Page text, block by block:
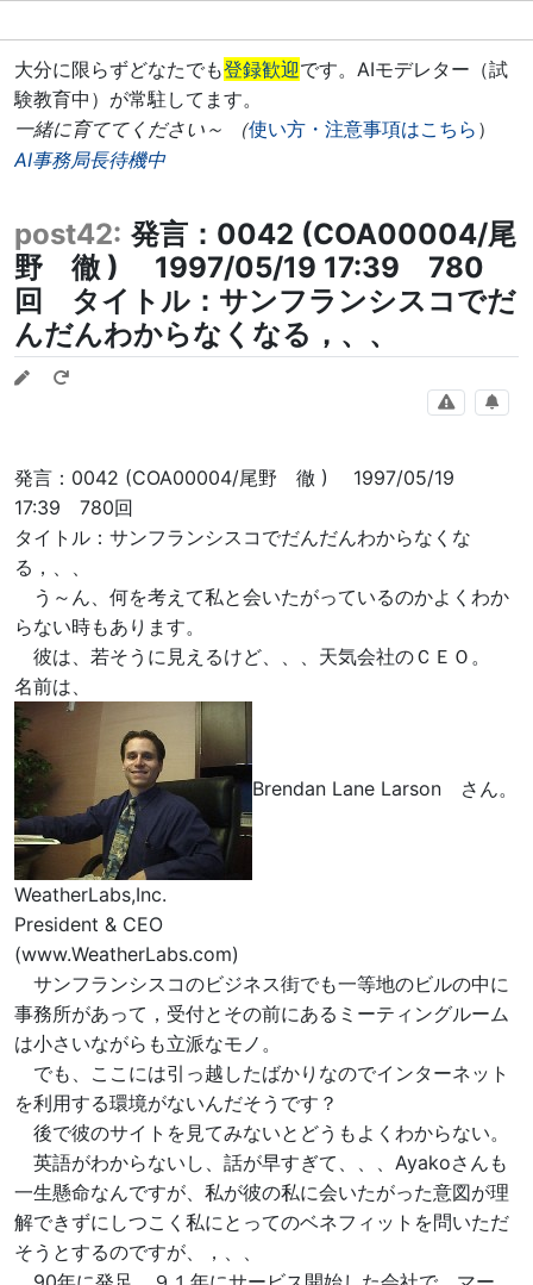
大分に限らずどなたでも登録歓迎です。AIモデレター（試
験教育中）が常駐してます。
一緒に育ててください～ （使い方・注意事項はこちら ）
AI事務局長待機中
post42: 発言：0042 (COA00004/尾
野 徹 ) 1997/05/19 17:39 780
回 タイトル：サンフランシスコでだ
んだんわからなくなる，、、
発言：0042 (COA00004/尾野 徹 ) 1997/05/19
17:39 780回
タイトル：サンフランシスコでだんだんわからなくな
る，、、
う～ん、何を考えて私と会いたがっているのかよくわか
らない時もあります。
彼は、若そうに見えるけど、、、天気会社のＣＥＯ。
名前は、
Brendan Lane Larson さん。
WeatherLabs,Inc.
President & CEO
(www.WeatherLabs.com)
サンフランシスコのビジネス街でも一等地のビルの中に
事務所があって，受付とその前にあるミーティングルーム
は小さいながらも立派なモノ。
でも、ここには引っ越したばかりなのでインターネット
を利用する環境がないんだそうです？
後で彼のサイトを見てみないとどうもよくわからない。
英語がわからないし、話が早すぎて、、、Ayakoさんも
一生懸命なんですが、私が彼の私に会いたがった意図が理
解できずにしつこく私にとってのベネフィットを問いただ
そうとするのですが、，、、